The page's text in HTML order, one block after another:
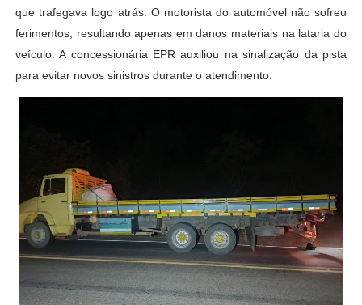
que trafegava logo atrás. O motorista do automóvel não sofreu
ferimentos, resultando apenas em danos materiais na lataria do
veículo. A concessionária EPR auxiliou na sinalização da pista
para evitar novos sinistros durante o atendimento.